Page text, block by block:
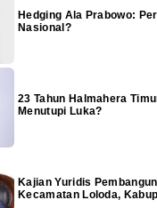
Hedging Ala Prabowo:
Nasional?
23 Tahun Halmahera
Menutupi Luka?
Kajian Yuridis
Kecamatan Loloda,